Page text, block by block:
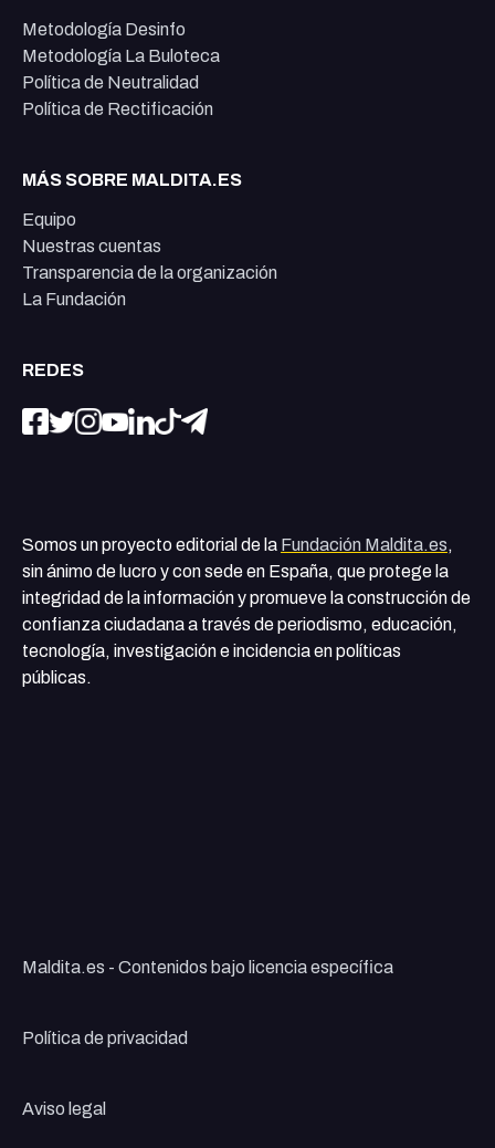
Metodología Desinfo
Metodología La Buloteca
Política de Neutralidad
Política de Rectificación
MÁS SOBRE MALDITA.ES
Equipo
Nuestras cuentas
Transparencia de la organización
La Fundación
REDES
Somos un proyecto editorial de la Fundación Maldita.es,
sin ánimo de lucro y con sede en España, que protege la
integridad de la información y promueve la construcción de
confianza ciudadana a través de periodismo, educación,
tecnología, investigación e incidencia en políticas
públicas.
Maldita.es - Contenidos bajo licencia específica
Política de privacidad
Aviso legal